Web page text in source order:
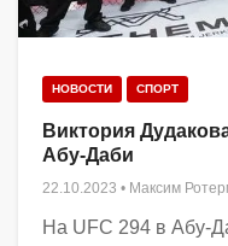
НОВОСТИ СПОРТ
Виктория
Абу-Даби
22.10.2023 • Максим
На UFC 294 в Абу-